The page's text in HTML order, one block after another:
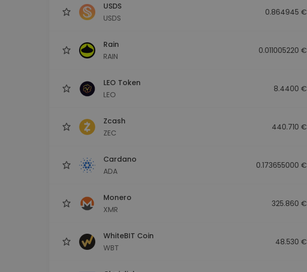
USDS
USDS
0.864945 €
Rain
RAIN
0.011005220 €
LEO Token
LEO
8.4400 €
Zcash
ZEC
440.710 €
Cardano
ADA
0.173655000 €
Monero
XMR
325.860 €
WhiteBIT Coin
WBT
48.530 €